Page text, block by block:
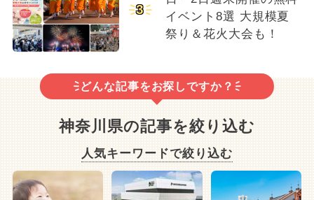
3
イベント8選 大規模夏
祭り＆花火大会も！
どんな記事をお探しですか？
神奈川県の記事を絞り込む
人気キーワードで絞り込む